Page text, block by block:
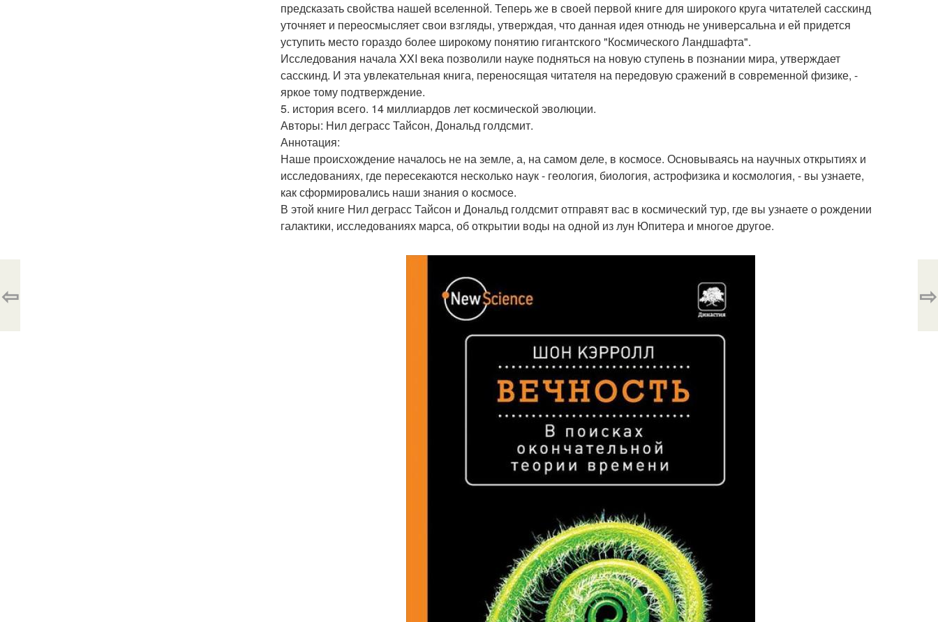
предсказать свойства нашей вселенной. Теперь же в своей первой книге для широкого круга читателей сасскинд
уточняет и переосмысляет свои взгляды, утверждая, что данная идея отнюдь не универсальна и ей придется
уступить место гораздо более широкому понятию гигантского "Космического Ландшафта".
Исследования начала XXI века позволили науке подняться на новую ступень в познании мира, утверждает
сасскинд. И эта увлекательная книга, переносящая читателя на передовую сражений в современной физике, -
яркое тому подтверждение.
5. история всего. 14 миллиардов лет космической эволюции.
Авторы: Нил деграсс Тайсон, Дональд голдсмит.
Аннотация:
Наше происхождение началось не на земле, а, на самом деле, в космосе. Основываясь на научных открытиях и
исследованиях, где пересекаются несколько наук - геология, биология, астрофизика и космология, - вы узнаете,
как сформировались наши знания о космосе.
В этой книге Нил деграсс Тайсон и Дональд голдсмит отправят вас в космический тур, где вы узнаете о рождении
галактики, исследованиях марса, об открытии воды на одной из лун Юпитера и многое другое.
⇦ ⇨